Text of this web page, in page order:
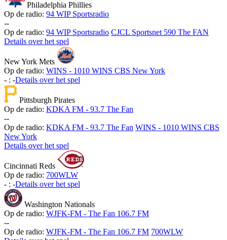
Philadelphia Phillies
Op de radio: 94 WIP Sportsradio
--
Op de radio: 94 WIP Sportsradio CJCL Sportsnet 590 The FAN
Details over het spel
New York Mets
Op de radio: WINS - 1010 WINS CBS New York
- : -Details over het spel
Pittsburgh Pirates
Op de radio: KDKA FM - 93.7 The Fan
--
Op de radio: KDKA FM - 93.7 The Fan WINS - 1010 WINS CBS
New York
Details over het spel
Cincinnati Reds
Op de radio: 700WLW
- : -Details over het spel
Washington Nationals
Op de radio: WJFK-FM - The Fan 106.7 FM
--
Op de radio: WJFK-FM - The Fan 106.7 FM 700WLW